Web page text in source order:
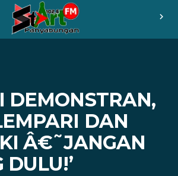
chevron_right
DEMONSTRAN,
DAN
Â€˜JANGAN
DULU!’